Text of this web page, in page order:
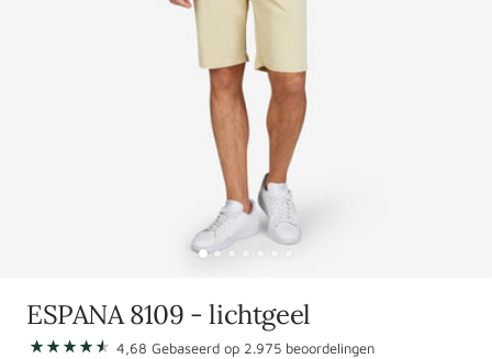
slide
1
slide
2
slide
3
slide
4
slide
5
slide
6
slide
7
ESPANA 8109 - lichtgeel
Naar
4,68 Gebaseerd op 2.975 beoordelingen